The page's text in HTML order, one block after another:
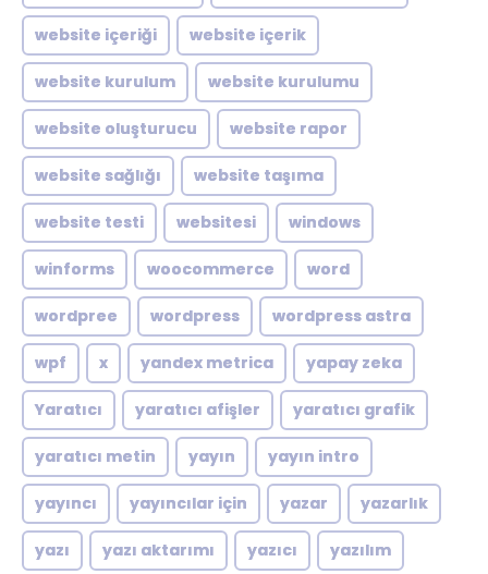
website içeriği website içerik
website kurulum website kurulumu
website oluşturucu website rapor
website sağlığı website taşıma
website testi websitesi windows
winforms woocommerce word
wordpree wordpress wordpress astra
wpf x yandex metrica yapay zeka
Yaratıcı yaratıcı afişler yaratıcı grafik
yaratıcı metin yayın yayın intro
yayıncı yayıncılar için yazar yazarlık
yazı yazı aktarımı yazıcı yazılım